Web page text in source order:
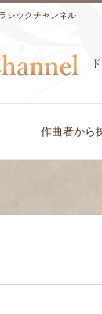
シックチャンネル
作曲者から